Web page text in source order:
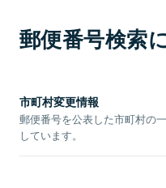
郵便番号検索
市町村変更情報
郵便番号を公表した市町村の
しています。